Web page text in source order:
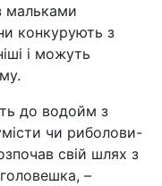
мальками
конкурують з
і можуть
до водойм з
чи риболови-
свій шлях з
–